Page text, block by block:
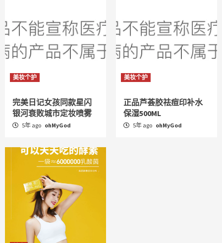
美妆个护
完美日记女孩同款星闪
银河衰败城市定妆喷雾
5年 ago ohMyGod
美妆个护
正品芦荟胶祛痘印补水
保湿500ML
5年 ago ohMyGod